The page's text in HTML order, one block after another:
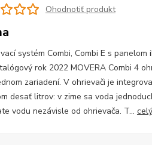
Ohodnotiť produkt
systém Combi, Combi E s
rok 2022 MOVERA Combi 4
zariadení. V ohrievači je
desať litrov: v zime sa voda
vodu nezávisle od ohrievača. T...